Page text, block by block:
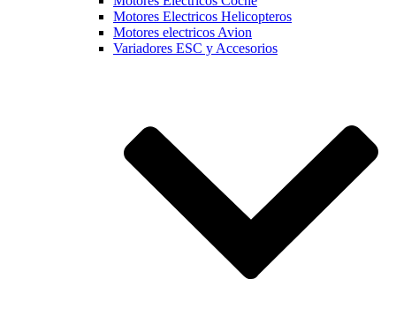
Motores Electricos Helicopteros
Motores electricos Avion
Variadores ESC y Accesorios